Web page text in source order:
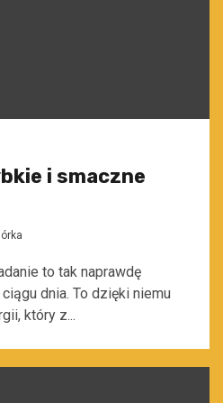
i smaczne
to tak naprawdę
dnia. To dzięki niemu
który z...